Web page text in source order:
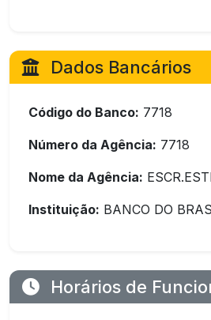
Dados Bancários
Código do Banco: 7718
Número da Agência: 7718
Nome da Agência:
Instituição: BANCO DO
Horários de